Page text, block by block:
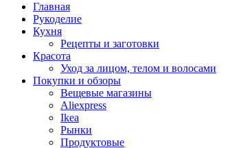
Главная
Рукоделие
Кухня
Рецепты и заготовки
Красота
Уход за лицом, телом и волосами
Покупки и обзоры
Вещевые магазины
Aliexpress
Ikea
Рынки
Продуктовые